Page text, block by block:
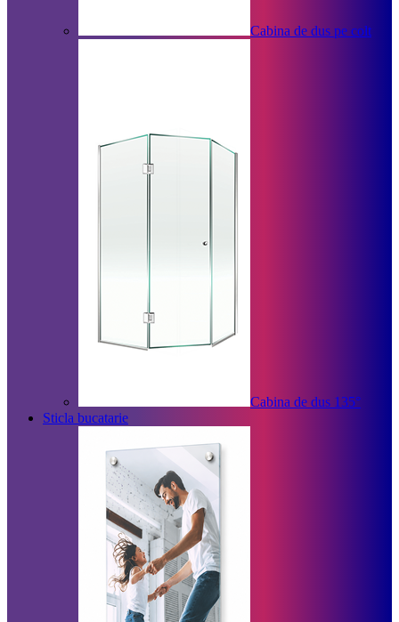
Cabina de dus pe colt
Cabina de dus 135°
Sticla bucatarie